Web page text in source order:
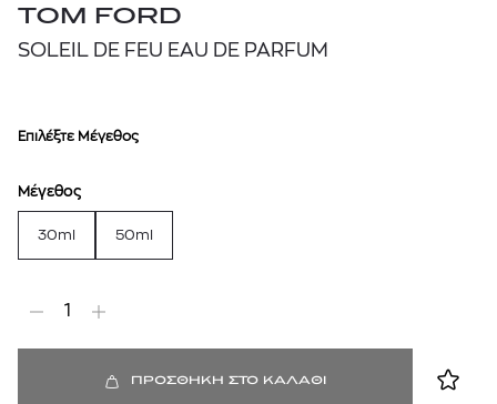
TOM FORD
SOLEIL DE FEU EAU DE PARFUM
Επιλέξτε Μέγεθος
Μέγεθος
30ml 50ml
1
ΠΡΟΣΘΗΚΗ ΣΤΟ ΚΑΛΑΘΙ